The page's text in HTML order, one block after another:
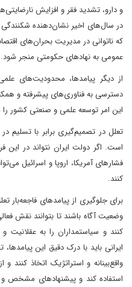
و دارو، تشدید فقر و افزایش
در سال‌های اخیر نشان‌دهنده
که ناتوانی در مدیریت بحران‌های
عمومی به نهادهای حکومتی منجر شود.
از دیگر پیامدها، محدودیت‌های
دسترسی به فناوری‌های پیشرفته و
این امر توسعه علمی و صنعتی کشور
تعلل در تصمیم‌گیری برابر با تسلیم
است. اگر دولت ایران نتواند در این
فشارهای آمریکا، اروپا و اسرائیل
کنند.
برای جلوگیری از پیامدهای فاجعه‌بار
وضعیت آگاه باشند تا بتوانند نقش
کنند و سیاستمداران را به عقلانیت
ایرانی باید با درک دقیق این
واقع‌بینانه و استراتژیک اتخاذ کنند
استفاده کند و پیشنهادهای مشخص و